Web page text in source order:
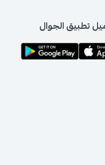
تطبيق الجوال